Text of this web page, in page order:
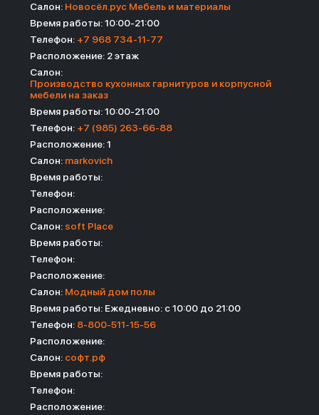
Салон: Новосёл.рус Мебель и материалы
Время работы: 10:00-21:00
Телефон: +7 968 734-11-77
Расположение: 2 этаж
Салон:
Производство кухонных гарнитуров и корпусной
мебели на заказ
Время работы: 10:00-21:00
Телефон: +7 (985) 263-66-88
Расположение: 1
Салон: markovich
Время работы:
Телефон:
Расположение:
Салон: soft Place
Время работы:
Телефон:
Расположение:
Салон: Модный дом полы
Время работы: Ежедневно: с 10:00 до 21:00
Телефон: 8-800-511-15-56
Расположение:
Салон: софт.рф
Время работы:
Телефон:
Расположение: